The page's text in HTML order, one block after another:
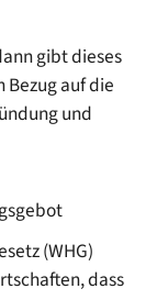
gibt dieses
Bezug auf die
und
(WHG)
dass